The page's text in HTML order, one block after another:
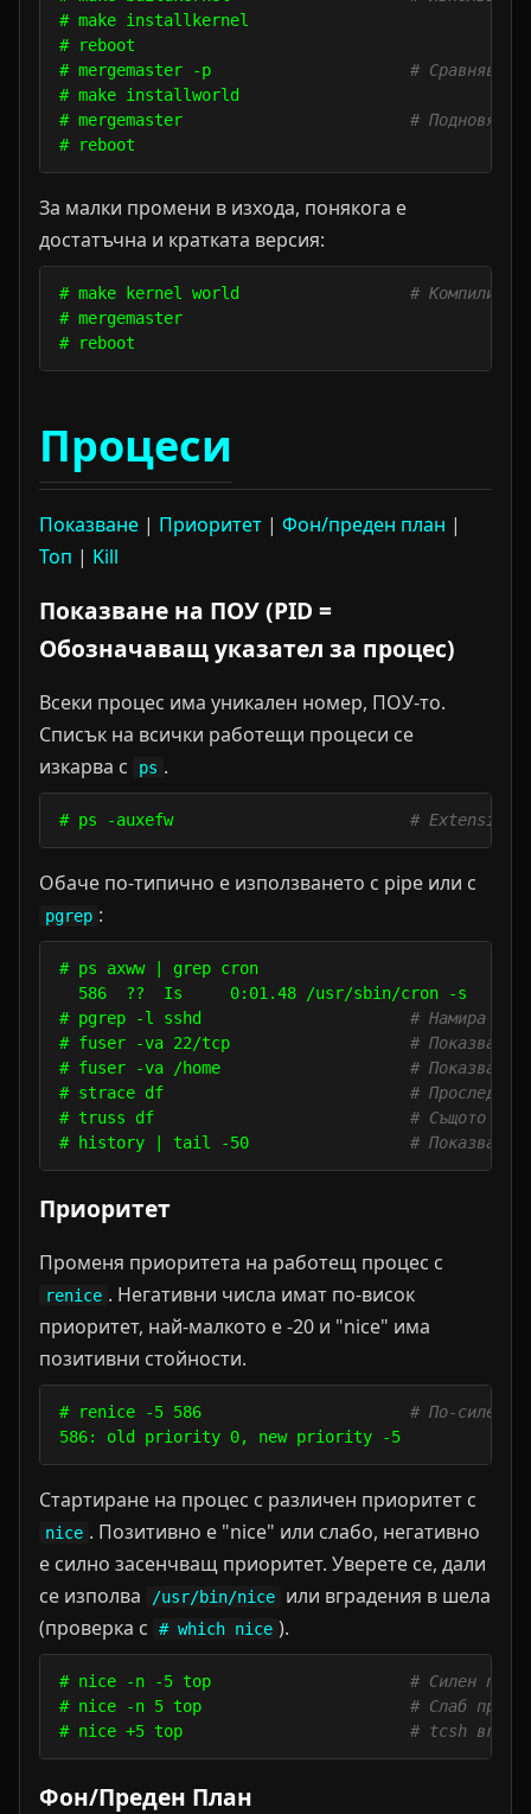
# make installkernel
# reboot
# mergemaster -p # Сравнява
# make installworld
# mergemaster # Подновява
За малки промени в изхода, понякога е
достатъчна и кратката версия:
# make kernel world # Компилира
# mergemaster
Процеси
Показване | Приоритет | Фон/преден план |
Топ | Kill
Показване на ПОУ (PID =
Обозначаващ указател за процес)
Всеки процес има уникален номер, ПОУ-то.
Списък на всички работещи процеси се
изкарва с
ps .
# ps -auxefw #
Обаче по-типично е използването с pipe или с
pgrep :
# ps axww | grep cron
  586  ??  Is     0:01.48 /usr/sbin/cron -s
# pgrep -l sshd # Намира
# fuser -va 22/tcp # Показва
# fuser -va /home # Показва
# strace df #
# truss df # Същото
# history | tail -50 # Показва
Приоритет
Променя приоритета на работещ процес с
renice . Негативни числа имат по-висок
приоритет, най-малкото е -20 и "nice" има
позитивни стойности.
# renice -5 586 # По-силен
Стартиране на процес с различен приоритет с
nice . Позитивно е "nice" или слабо, негативно
е силно засенчващ приоритет. Уверете се, дали
се изполва
/usr/bin/nice
или вградения в шела
(проверка с
# which nice ).
# nice -n -5 top # Силен
# nice -n 5 top # Слаб
# nice +5 top # tcsh
Фон/Преден План